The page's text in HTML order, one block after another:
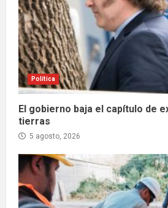
Política
El gobierno baja el capítulo de
tierras
5 agosto, 2026